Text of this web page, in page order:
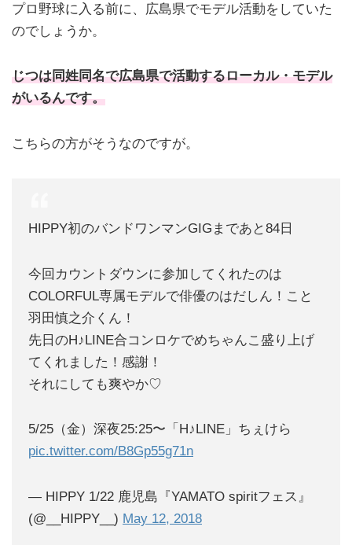
プロ野球に入る前に、広島県でモデル活動をしていた
のでしょうか。
じつは同姓同名で広島県で活動するローカル・モデル
がいるんです。
こちらの方がそうなのですが。
HIPPY初のバンドワンマンGIGまであと84日
今回カウントダウンに参加してくれたのは
COLORFUL専属モデルで俳優のはだしん！こと
羽田慎之介くん！
先日のH♪LINE合コンロケでめちゃんこ盛り上げ
てくれました！感謝！
それにしても爽やか♡
5/25（金）深夜25:25〜「H♪LINE」ちぇけら
pic.twitter.com/B8Gp55g71n
— HIPPY 1/22 鹿児島『YAMATO spiritフェス』
(@__HIPPY__) May 12, 2018